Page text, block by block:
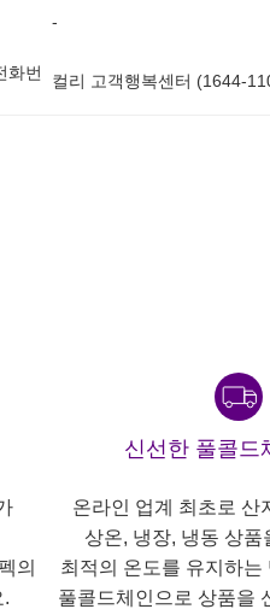
-
화번
컬리 고객행복센터 (1644-
의
.
신선한 풀콜드
온라인 업계 최초로 산
상온, 냉장, 냉동 상품
최적의 온도를 유지하는
풀콜드체인으로 상품을